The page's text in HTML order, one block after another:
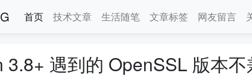
首页 技术文章 生活随笔 文章标签 网友留言
3.8+ 遇到的 OpenSSL 版本